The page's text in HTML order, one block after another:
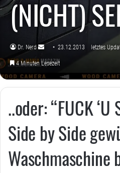
(NICHT)
Dr. Nerd
Sende
Mail
23.12.2013 letztes
4 Minuten Lesezeit
..oder: “FUCK ‘U
Side by Side
Waschmaschine